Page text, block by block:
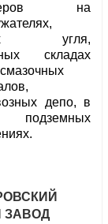
на
угля,
складах
депо, в
подземных
ЗАВОД